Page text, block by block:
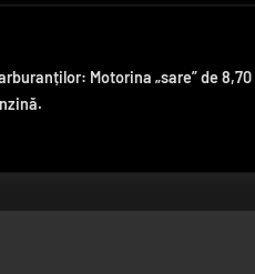
Motorina „sare” de